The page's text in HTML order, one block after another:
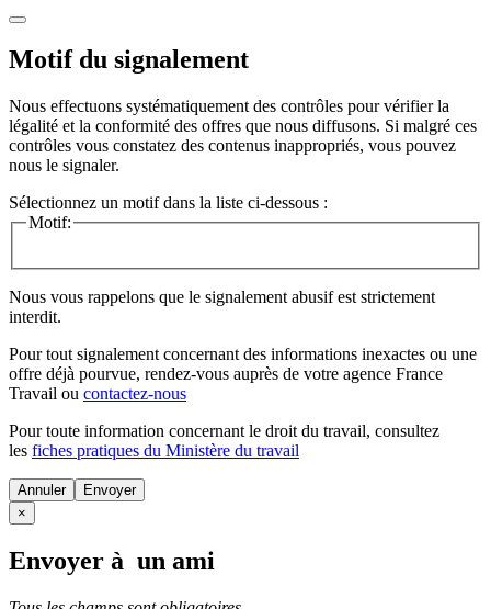
Motif du signalement
Nous effectuons systématiquement des contrôles pour vérifier la
légalité et la conformité des offres que nous diffusons. Si malgré ces
contrôles vous constatez des contenus inappropriés, vous pouvez
nous le signaler.
Sélectionnez un motif dans la liste ci-dessous :
Motif:
Nous vous rappelons que le signalement abusif est strictement
interdit.
Pour tout signalement concernant des informations inexactes ou une
offre déjà pourvue, rendez-vous auprès de votre agence France
Travail ou contactez-nous
Pour toute information concernant le droit du travail, consultez
les fiches pratiques du Ministère du travail
Annuler
×
Envoyer à un ami